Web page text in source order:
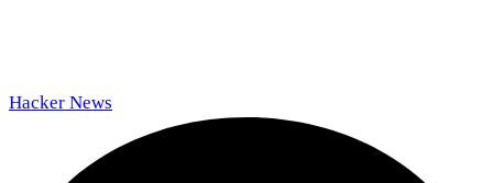
Hacker News